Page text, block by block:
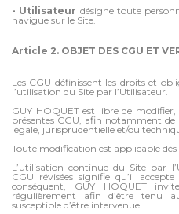
- Utilisateur désigne toute
navigue sur le Site.
Article 2. OBJET DES CGU ET
Les CGU définissent les droits et
l’utilisation du Site par l’Utilisateur.
GUY HOQUET est libre de
présentes CGU, afin notamment
légale, jurisprudentielle et/ou
Toute modification est applicable dès
L’utilisation continue du Site par
CGU révisées signifie qu’il
conséquent, GUY HOQUET
régulièrement afin d’être tenu
susceptible d’être intervenue.